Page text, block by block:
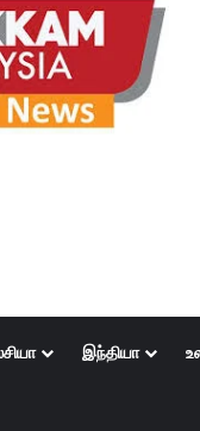
இந்தியா